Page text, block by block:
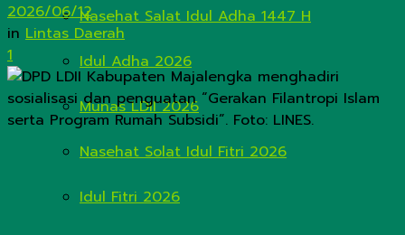
Nasehat Salat Idul Adha 1447 H
Idul Adha 2026
Munas LDII 2026
Nasehat Solat Idul Fitri 2026
Idul Fitri 2026
2026/06/12
in Lintas Daerah
1